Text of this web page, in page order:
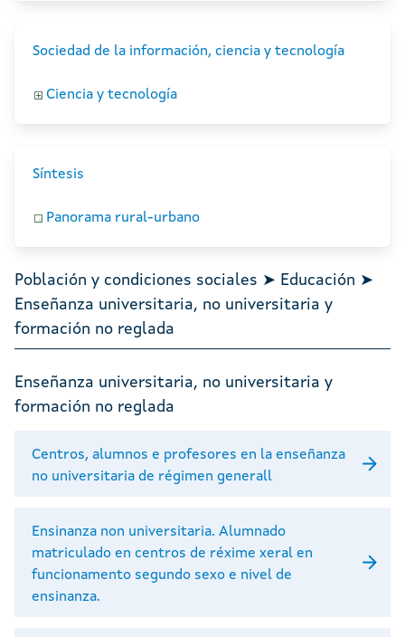
Sociedad de la información, ciencia y tecnología
Ciencia y tecnología
Síntesis
Panorama rural-urbano
Población y condiciones sociales ➤ Educación ➤
Enseñanza universitaria, no universitaria y
formación no reglada
Enseñanza universitaria, no universitaria y
formación no reglada
Centros, alumnos e profesores en la enseñanza
no universitaria de régimen generall
Ensinanza non universitaria. Alumnado
matriculado en centros de réxime xeral en
funcionamento segundo sexo e nivel de
ensinanza.